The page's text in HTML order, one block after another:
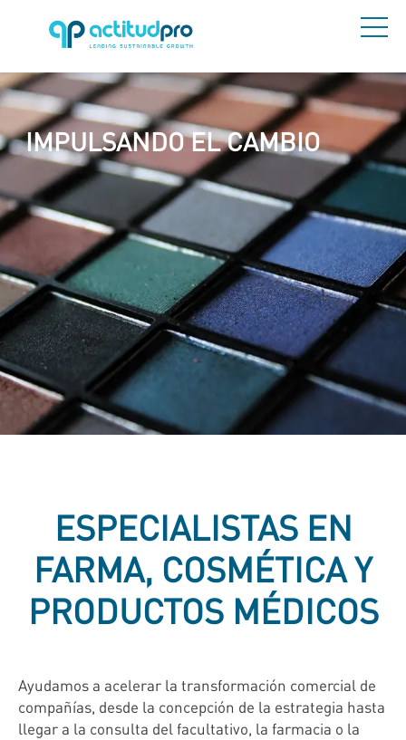
IMPULSANDO EL CAMBIO
ESPECIALISTAS EN
FARMA, COSMÉTICA Y
PRODUCTOS MÉDICOS
Ayudamos a acelerar la transformación comercial de
compañías, desde la concepción de la estrategia hasta
llegar a la consulta del facultativo, la farmacia o la